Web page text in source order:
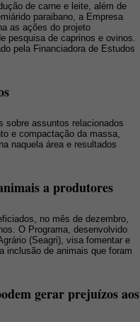
de carne e leite, além de
paraibano, a Empresa
as ações do projeto
pesquisa de caprinos e ovinos.
pela Financiadora de Estudos
sobre assuntos relacionados
e compactação da massa,
naquela área e resultados
a produtores
no mês de dezembro,
O Programa, desenvolvido
(Seagri), visa fomentar e
inclusão de animais que foram
gerar prejuízos aos